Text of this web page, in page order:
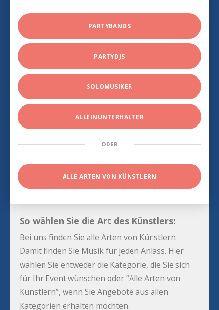
PARTYBANDS
PARTYDJS
SOLOMUSIKER
ALLEINUNTERHALTER
ODER
ALLE ARTEN VON KÜNSTLERN
So wählen Sie die Art des Künstlers:
Bei uns finden Sie alle Arten von Künstlern.
Damit finden Sie Musik für jeden Anlass. Hier
wählen Sie entweder die Kategorie, die Sie sich
für Ihr Event wünschen oder “Alle Arten von
Künstlern”, wenn Sie Angebote aus allen
Kategorien erhalten möchten.